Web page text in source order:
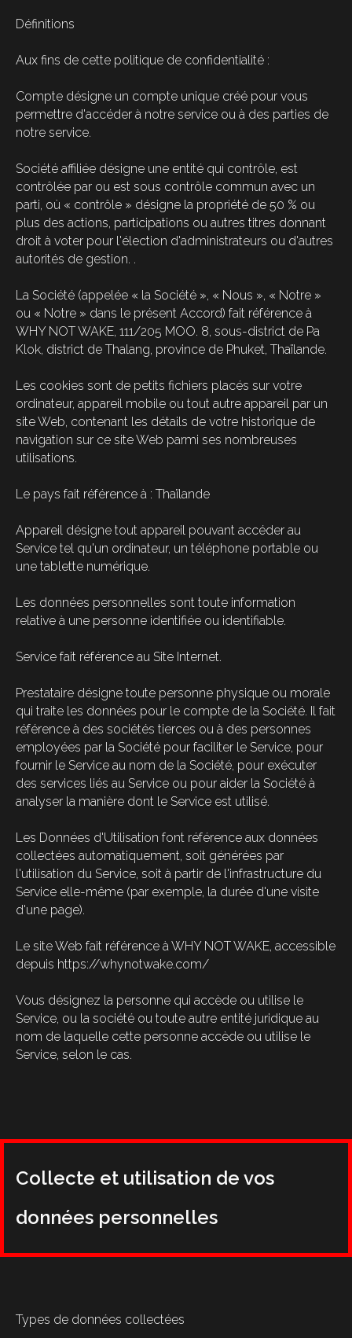
Définitions
Aux fins de cette politique de confidentialité :
Compte désigne un compte unique créé pour vous
permettre d'accéder à notre service ou à des parties de
notre service.
Société affiliée désigne une entité qui contrôle, est
contrôlée par ou est sous contrôle commun avec un
parti, où « contrôle » désigne la propriété de 50 % ou
plus des actions, participations ou autres titres donnant
droit à voter pour l'élection d'administrateurs ou d'autres
autorités de gestion. .
La Société (appelée « la Société », « Nous », « Notre »
ou « Notre » dans le présent Accord) fait référence à
WHY NOT WAKE, 111/205 MOO. 8, sous-district de Pa
Klok, district de Thalang, province de Phuket, Thaïlande.
Les cookies sont de petits fichiers placés sur votre
ordinateur, appareil mobile ou tout autre appareil par un
site Web, contenant les détails de votre historique de
navigation sur ce site Web parmi ses nombreuses
utilisations.
Le pays fait référence à : Thaïlande
Appareil désigne tout appareil pouvant accéder au
Service tel qu'un ordinateur, un téléphone portable ou
une tablette numérique.
Les données personnelles sont toute information
relative à une personne identifiée ou identifiable.
Service fait référence au Site Internet.
Prestataire désigne toute personne physique ou morale
qui traite les données pour le compte de la Société. Il fait
référence à des sociétés tierces ou à des personnes
employées par la Société pour faciliter le Service, pour
fournir le Service au nom de la Société, pour exécuter
des services liés au Service ou pour aider la Société à
analyser la manière dont le Service est utilisé.
Les Données d'Utilisation font référence aux données
collectées automatiquement, soit générées par
l'utilisation du Service, soit à partir de l'infrastructure du
Service elle-même (par exemple, la durée d'une visite
d'une page).
Le site Web fait référence à WHY NOT WAKE, accessible
depuis https://whynotwake.com/
Vous désignez la personne qui accède ou utilise le
Service, ou la société ou toute autre entité juridique au
nom de laquelle cette personne accède ou utilise le
Service, selon le cas.
Collecte et utilisation de vos
données personnelles
Types de données collectées